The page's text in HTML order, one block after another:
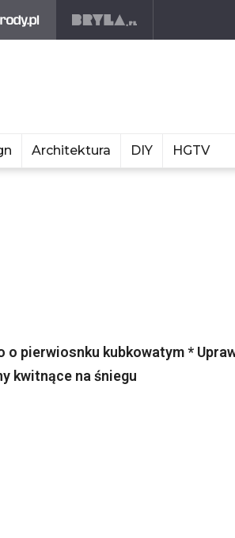
Architektura DIY HGTV
pierwiosnku kubkowatym *
kwitnące na śniegu